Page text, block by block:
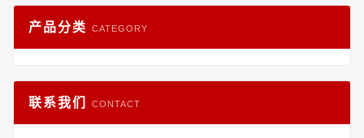
产品分类 CATEGORY
联系我们 CONTACT